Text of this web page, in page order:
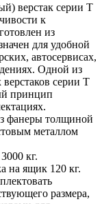
верстак серии T
к
из
для удобной
автосервисах,
Одной из
серии T
принцип
фанеры толщиной
металлом
кг.
на ящик 120 кг.
размера,